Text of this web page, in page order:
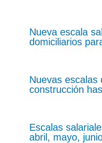
Nueva escala
domiciliarios
Nuevas escalas
construcción
Escalas
abril, mayo,